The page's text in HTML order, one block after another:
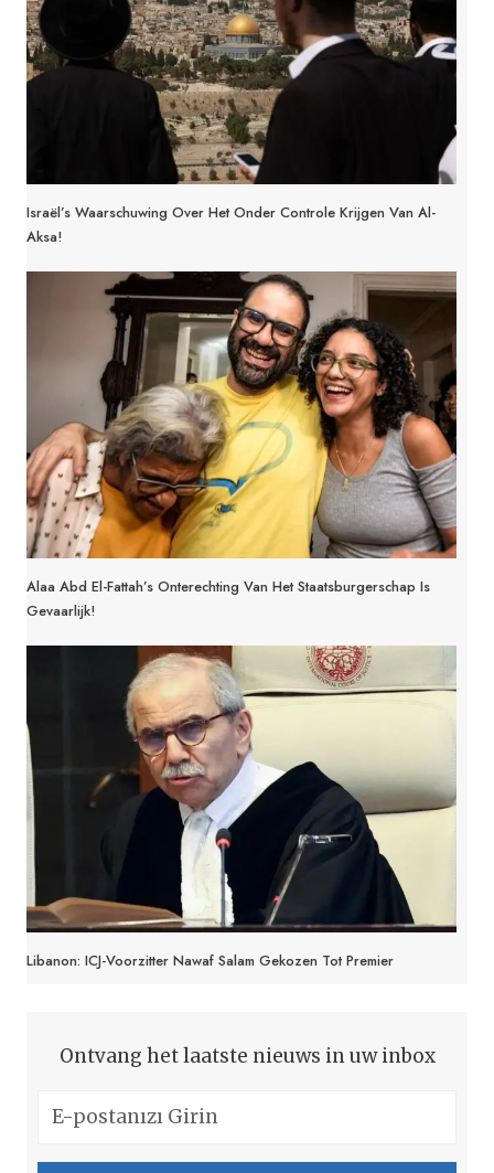
Israël’s Waarschuwing Over Het Onder Controle Krijgen Van Al-
Aksa!
Alaa Abd El-Fattah’s Onterechting Van Het Staatsburgerschap Is
Gevaarlijk!
Libanon: ICJ-Voorzitter Nawaf Salam Gekozen Tot Premier
Ontvang het laatste nieuws in uw inbox